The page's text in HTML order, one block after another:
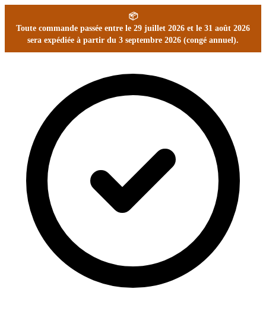
📦
Toute commande passée entre le 29 juillet 2026 et le 31 août 2026
sera expédiée à partir du 3 septembre 2026 (congé annuel).